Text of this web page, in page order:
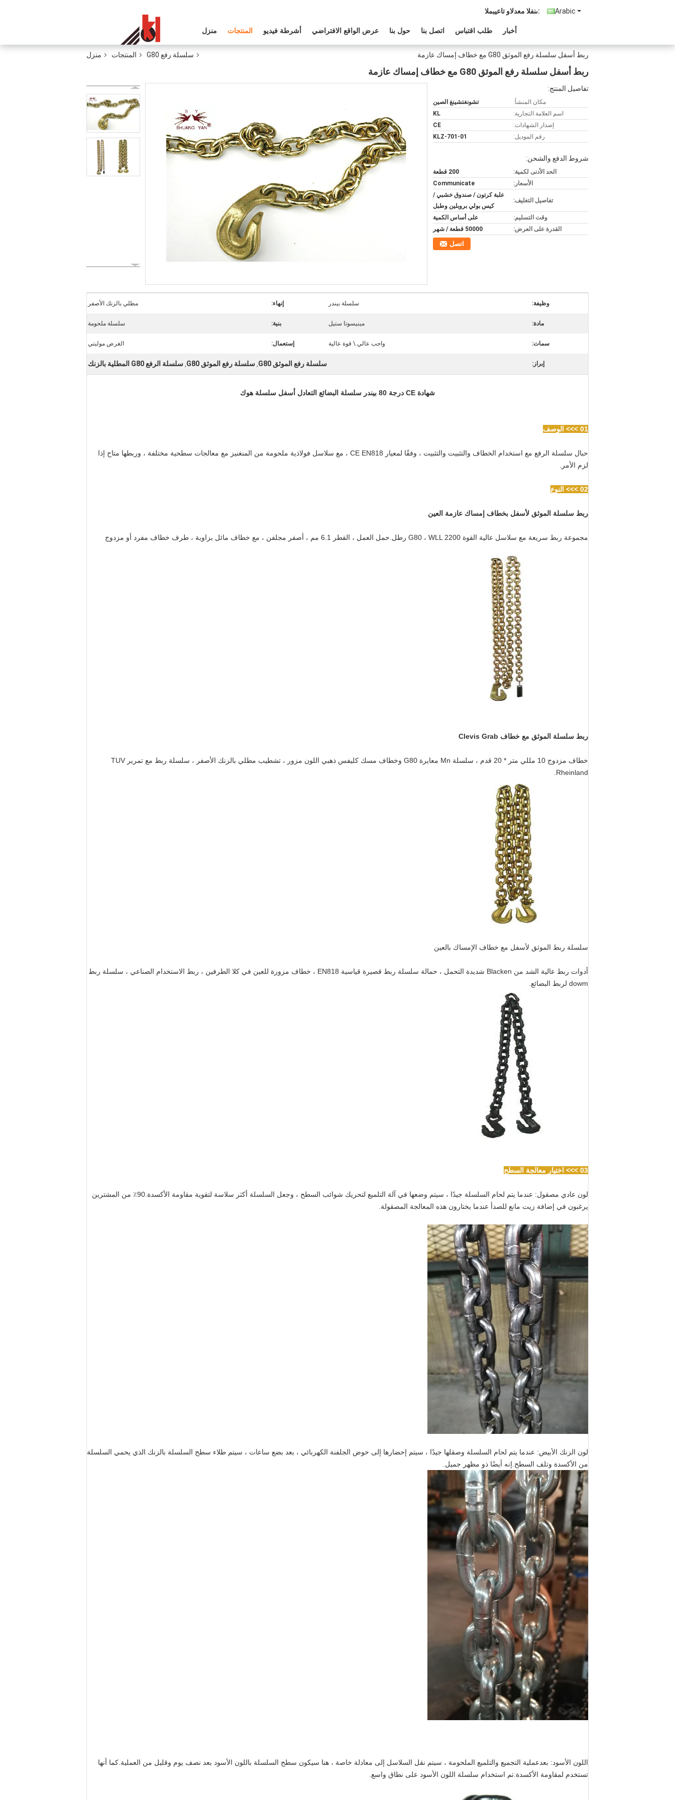
Arabic المبيعات والدعم الفنى:
منزل المنتجات أشرطة فيديو عرض الواقع الافتراضي حول بنا اتصل بنا طلب اقتباس أخبار
منزل المنتجات سلسلة رفع G80 ربط أسفل سلسلة رفع الموثق G80 مع خطاف إمساك عازمة
ربط أسفل سلسلة رفع الموثق G80 مع خطاف إمساك عازمة
تفاصيل المنتج:
مكان المنشأ:
تشونغتشينغ الصين
اسم العلامة التجارية:
KL
إصدار الشهادات:
CE
رقم الموديل:
KLZ-701-01
شروط الدفع والشحن:
الحد الأدنى لكمية:
200 قطعة
الأسعار:
Communicate
تفاصيل التغليف:
علبة كرتون / صندوق خشبي /
كيس بولي بروبلين وطبل
وقت التسليم:
على أساس الكمية
القدرة على العرض:
50000 قطعة / شهر
اتصل
وظيفة: سلسلة بيندر إنهاء: مطلي بالزنك الأصفر
مادة: مينيسوتا ستيل بنية: سلسلة ملحومة
سمات: واجب عالي \ قوة عالية إستعمال: الغرض موليتي
إبراز: سلسلة رفع الموثق G80 , سلسلة رفع الموثق G80 , سلسلة الرفع G80 المطلية بالزنك
شهادة CE درجة 80 بيندر سلسلة البضائع التعادل أسفل سلسلة هوك
01 >>> الوصف
حبال سلسلة الرفع مع استخدام الخطاف والتثبيت والتثبيت ، وفقًا لمعيار CE EN818 ، مع سلاسل فولاذية ملحومة من المنغنيز مع معالجات سطحية مختلفة ، وربطها متاح إذا
لزم الأمر.
02 >>> النوع
ربط سلسلة الموثق لأسفل بخطاف إمساك عازمة العين
مجموعة ربط سريعة مع سلاسل عالية القوة G80 ، WLL 2200 رطل.حمل العمل ، القطر 6.1 مم ، أصفر مجلفن ، مع خطاف مائل بزاوية ، طرف خطاف مفرد أو مزدوج
ربط سلسلة الموثق مع خطاف Clevis Grab
خطاف مزدوج 10 مللي متر * 20 قدم ، سلسلة Mn معايرة G80 وخطاف مسك كليفس ذهبي اللون مزور ، تشطيب مطلي بالزنك الأصفر ، سلسلة ربط مع تمرير TUV
Rheinland.
سلسلة ربط الموثق لأسفل مع خطاف الإمساك بالعين
أدوات ربط عالية الشد من Blacken شديدة التحمل ، حمالة سلسلة ربط قصيرة قياسية EN818 ، خطاف مزورة للعين في كلا الطرفين ، ربط الاستخدام الصناعي ، سلسلة ربط
dowm لربط البضائع.
03 >>> اختيار معالجة السطح
لون عادي مصقول: عندما يتم لحام السلسلة جيدًا ، سيتم وضعها في آلة التلميع لتحريك شوائب السطح ، وجعل السلسلة أكثر سلاسة لتقوية مقاومة الأكسدة.90٪ من المشترين
يرغبون في إضافة زيت مانع للصدأ عندما يختارون هذه المعالجة المصقولة.
لون الزنك الأبيض: عندما يتم لحام السلسلة وصقلها جيدًا ، سيتم إحضارها إلى حوض الجلفنة الكهربائي ، بعد بضع ساعات ، سيتم طلاء سطح السلسلة بالزنك الذي يحمي السلسلة
من الأكسدة وتلف السطح.إنه أيضًا ذو مظهر جميل.
اللون الأسود: بعدعملية التجميع والتلميع الملحومة ، سيتم نقل السلاسل إلى معادلة خاصة ، هنا سيكون سطح السلسلة باللون الأسود بعد نصف يوم وقليل من العملية.كما أنها
تستخدم لمقاومة الأكسدة.تم استخدام سلسلة اللون الأسود على نطاق واسع.